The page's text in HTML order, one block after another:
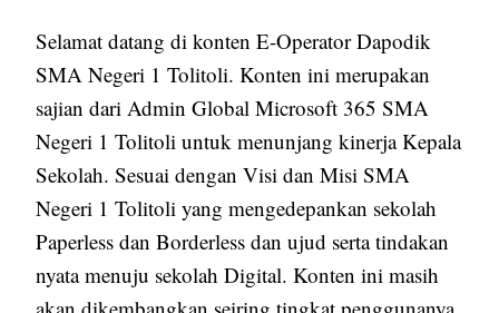
Selamat datang di konten E-Operator Dapodik
SMA Negeri 1 Tolitoli. Konten ini merupakan
sajian dari Admin Global Microsoft 365 SMA
Negeri 1 Tolitoli untuk menunjang kinerja Kepala
Sekolah. Sesuai dengan Visi dan Misi SMA
Negeri 1 Tolitoli yang mengedepankan sekolah
Paperless dan Borderless dan ujud serta tindakan
nyata menuju sekolah Digital. Konten ini masih